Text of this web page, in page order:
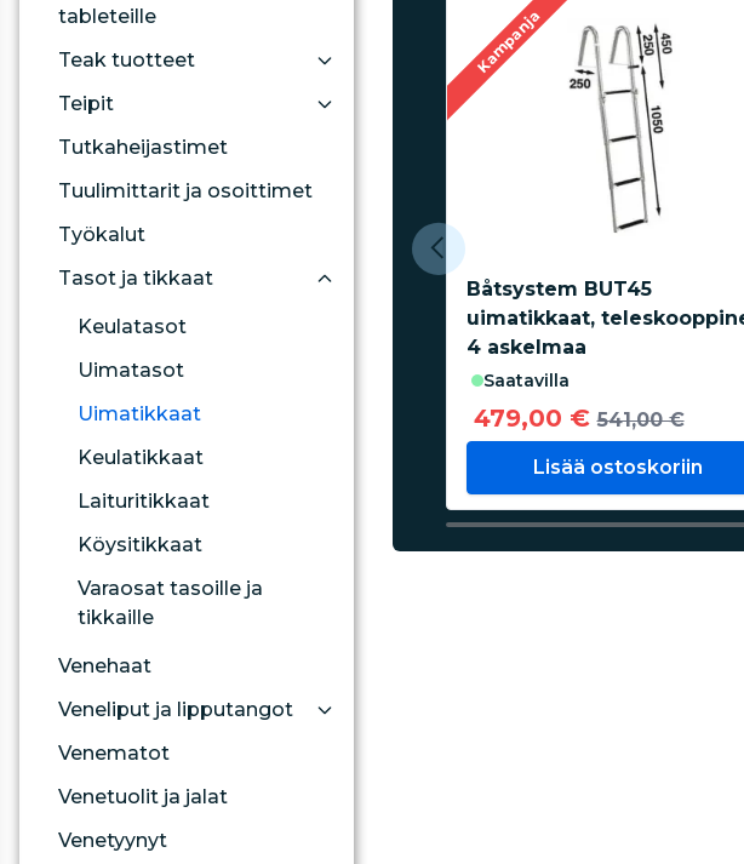
tableteille
Teak tuotteet
Teipit
Tutkaheijastimet
Tuulimittarit ja osoittimet
Työkalut
Tasot ja tikkaat
Keulatasot
Uimatasot
Uimatikkaat
Keulatikkaat
Laituritikkaat
Köysitikkaat
Varaosat tasoille ja
tikkaille
Venehaat
Veneliput ja lipputangot
Venematot
Venetuolit ja jalat
Venetyynyt
Kampanja
Båtsystem BUT45
uimatikkaat,
4 askelmaa
saatavilla
479,00 € 541,00 €
Lisää ostoskoriin